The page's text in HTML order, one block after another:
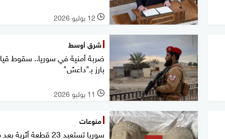
l 12 يوليو 2026
شرق أوسط
ضربة أمنية في سوريا.. سقوط
بارز بـ"داعش"
l 11 يوليو 2026
منوعات
سوريا تستعيد 23 قطعة أثرية